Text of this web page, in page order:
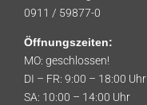
0911 / 59877-0
Öffnungszeiten:
MO: geschlossen!
DI – FR: 9:00 – 18:00 Uhr
SA: 10:00 – 14:00 Uhr